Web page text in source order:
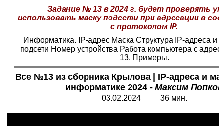
Задание № 13 в 2024 г. будет проверять
использовать маску подсети при адресации в
с протоколом IP.
Информатика. IP-адрес Маска Структура IP-адреса
подсети Номер устройства Работа компьютера с
13. Примеры.
Все №13 из сборника Крылова | IP-адреса и
информатике 2024 - Максим
03.02.2024 36 мин.